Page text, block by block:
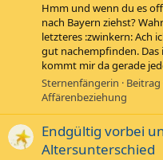
Hmm und wenn du es
nach Bayern ziehst?
letzteres :zwinkern: Ach
gut nachempfinden. Das
kommt mir da gerade
Sternenfängerin
Beitrag
Affärenbeziehung
Endgültig vorbei
Altersunterschied